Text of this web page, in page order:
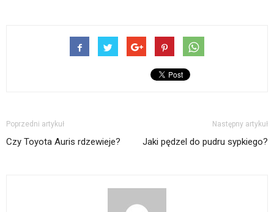
Poprzedni artykuł
Czy Toyota Auris rdzewieje?
Następny artykuł
Jaki pędzel do pudru sypkiego?